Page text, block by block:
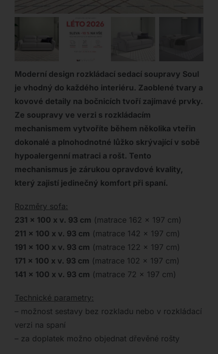
Moderní design rozkládací sedací soupravy Soul
je vhodný do každého interiéru. Zaoblené tvary a
kovové detaily na bočnicích tvoří zajímavé prvky.
Ze soupravy ve verzi s rozkládacím
mechanismem vytvoříte během několika vteřin
dokonalé a plnohodnotné lůžko skrývající v sobě
hypoalergenní matraci a rošt. Tento
mechanismus je zárukou opravdové kvality,
který zajistí jedinečný komfort při spaní.
Rozměry sofa:
231 x 100 x v. 93 cm (matrace 162 x 197 cm)
211 x 100 x v. 93 cm (matrace 142 x 197 cm)
191 x 100 x v. 93 cm (matrace 122 x 197 cm)
171 x 100 x v. 93 cm (matrace 102 x 197 cm)
141 x 100 x v. 93 cm (matrace 72 x 197 cm)
Technické parametry:
– možnost sestavy bez rozkladu nebo v rozkládací
verzi na spaní
– za doplatek možno objednat dřevěné rošty